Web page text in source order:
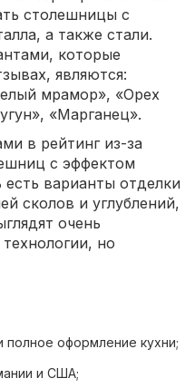
столешницы с
а также стали.
которые
являются:
мрамор», «Орех
«Марганец».
в рейтинг из-за
с эффектом
есть варианты отделки
сколов и углублений,
очень
но
оформление кухни;
и США;